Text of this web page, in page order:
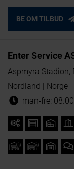
BE OM TILBUD
Enter Service
Aspmyra Stadion,
Nordland | Norge
man-fre: